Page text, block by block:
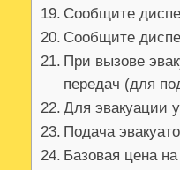
Сообщите
Сообщите
При вызове
передач (для
Для эвакуации
Подача
Базовая цена